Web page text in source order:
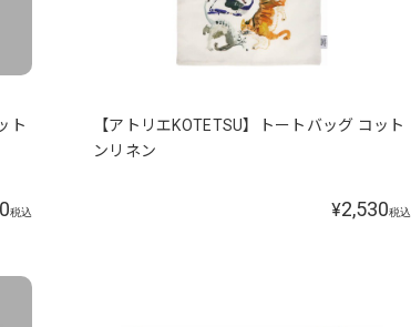
ト
税込
【アトリエKOTETSU】トートバッグ コット
ンリネン
¥2,530税込